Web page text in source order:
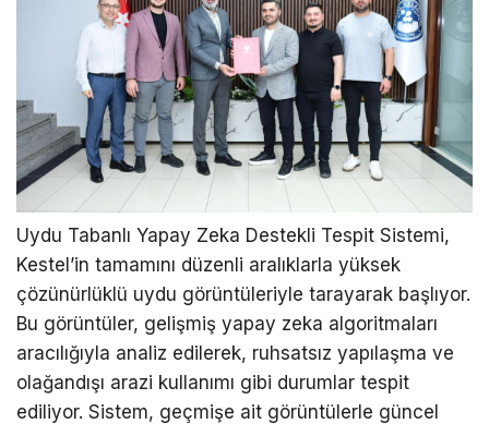
Uydu Tabanlı Yapay Zeka Destekli Tespit Sistemi,
Kestel’in tamamını düzenli aralıklarla yüksek
çözünürlüklü uydu görüntüleriyle tarayarak başlıyor.
Bu görüntüler, gelişmiş yapay zeka algoritmaları
aracılığıyla analiz edilerek, ruhsatsız yapılaşma ve
olağandışı arazi kullanımı gibi durumlar tespit
ediliyor. Sistem, geçmişe ait görüntülerle güncel